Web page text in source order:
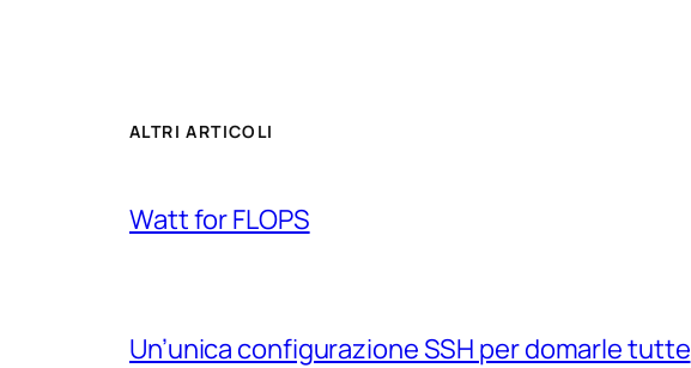
ALTRI ARTICOLI
Watt for FLOPS
Un’unica configurazione SSH per domarle tutte